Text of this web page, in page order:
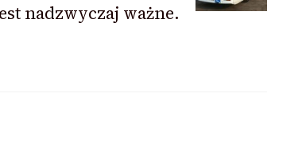
nadzwyczaj ważne.